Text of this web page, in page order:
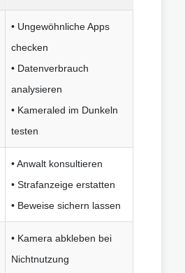
• Ungewöhnliche Apps
checken
• Datenverbrauch
analysieren
• Kameraled im Dunkeln
testen
• Anwalt konsultieren
• Strafanzeige erstatten
• Beweise sichern lassen
• Kamera abkleben bei
Nichtnutzung